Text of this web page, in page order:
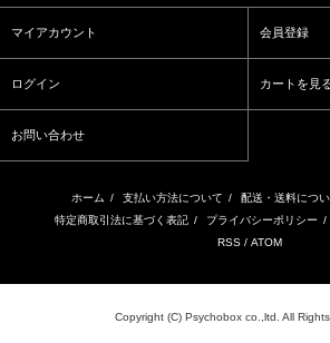
マイアカウント 会員登録
ログイン カートを見
お問い合わせ
ホーム / 支払い方法について / 配送・送料につ
特定商取引法に基づく表記 / プライバシーポリシー /
RSS / ATOM
Copyright (C) Psychobox co.,ltd. All